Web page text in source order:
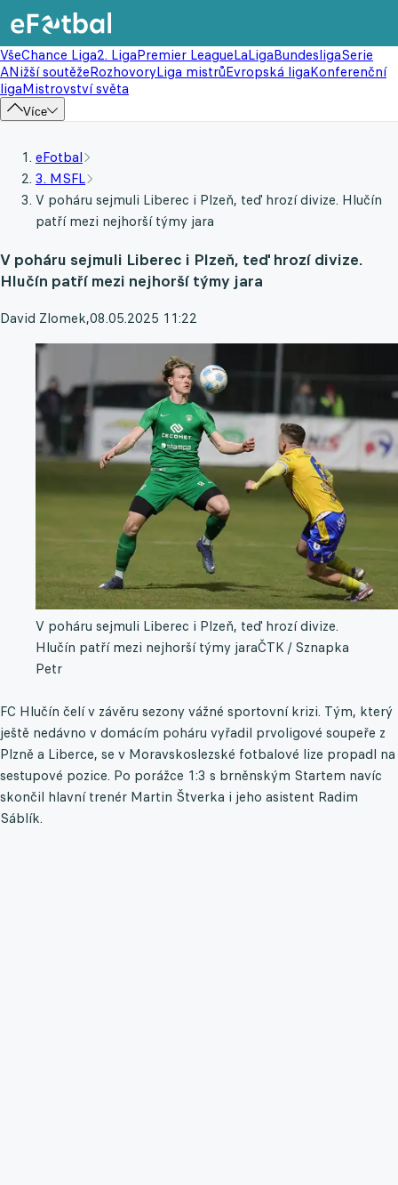
VšeChance Liga2. LigaPremier LeagueLaLigaBundesligaSerie
ANižší soutěžeRozhovoryLiga mistrůEvropská ligaKonferenční
ligaMistrovství světa
Více
eFotbal
3. MSFL
V poháru sejmuli Liberec i Plzeň, teď hrozí divize. Hlučín
patří mezi nejhorší týmy jara
V poháru sejmuli Liberec i Plzeň, teď hrozí divize.
Hlučín patří mezi nejhorší týmy jara
David Zlomek,08.05.2025 11:22
V poháru sejmuli Liberec i Plzeň, teď hrozí divize.
Hlučín patří mezi nejhorší týmy jaraČTK / Sznapka
Petr
FC Hlučín čelí v závěru sezony vážné sportovní krizi. Tým, který
ještě nedávno v domácím poháru vyřadil prvoligové soupeře z
Plzně a Liberce, se v Moravskoslezské fotbalové lize propadl na
sestupové pozice. Po porážce 1:3 s brněnským Startem navíc
skončil hlavní trenér Martin Štverka i jeho asistent Radim
Sáblík.